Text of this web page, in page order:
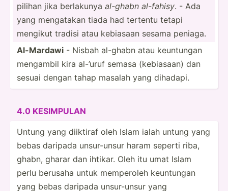
pilihan jika berlakunya al-ghabn al-fahisy. - Ada
yang mengatakan tiada had tertentu tetapi
mengikut tradisi atau kebiasaan sesama peniaga.
Al-Mardawi - Nisbah al-ghabn atau keuntungan
mengambil kira al-’uruf semasa (kebia­saan) dan
sesuai dengan tahap masalah yang dihadapi.
4.0 KESIMPULAN
Untung yang diiktiraf oleh Islam ialah untung yang
bebas daripada unsur-­unsur haram seperti riba,
ghabn, gharar dan ihtikar. Oleh itu umat Islam
perlu berusaha untuk memperoleh keuntungan
yang bebas daripada unsur-­unsur yang